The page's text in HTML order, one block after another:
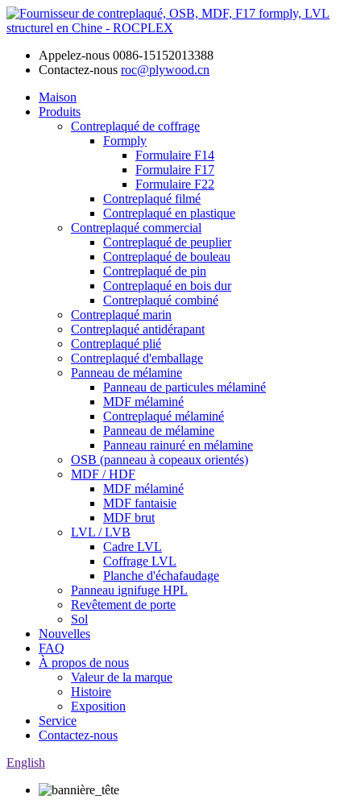
Appelez-nous 0086-15152013388
Contactez-nous roc@plywood.cn
Maison
Produits
Contreplaqué de coffrage
Formply
Formulaire F14
Formulaire F17
Formulaire F22
Contreplaqué filmé
Contreplaqué en plastique
Contreplaqué commercial
Contreplaqué de peuplier
Contreplaqué de bouleau
Contreplaqué de pin
Contreplaqué en bois dur
Contreplaqué combiné
Contreplaqué marin
Contreplaqué antidérapant
Contreplaqué plié
Contreplaqué d'emballage
Panneau de mélamine
Panneau de particules mélaminé
MDF mélaminé
Contreplaqué mélaminé
Panneau de mélamine
Panneau rainuré en mélamine
OSB (panneau à copeaux orientés)
MDF / HDF
MDF mélaminé
MDF fantaisie
MDF brut
LVL / LVB
Cadre LVL
Coffrage LVL
Planche d'échafaudage
Panneau ignifuge HPL
Revêtement de porte
Sol
Nouvelles
FAQ
À propos de nous
Valeur de la marque
Histoire
Exposition
Service
Contactez-nous
English